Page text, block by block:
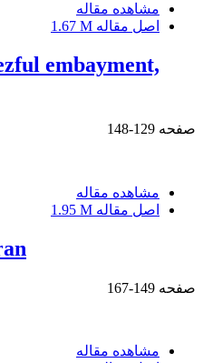
مشاهده مقاله
اصل مقاله 1.67 M
embayment,
صفحه 129-148
مشاهده مقاله
اصل مقاله 1.95 M
صفحه 149-167
مشاهده مقاله